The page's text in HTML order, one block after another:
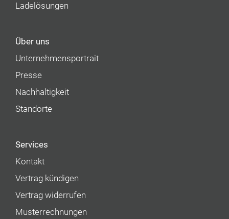
Ladelösungen
Über uns
Unternehmens­portrait
Presse
Nachhaltigkeit
Standorte
Services
Kontakt
Vertrag kündigen
Vertrag widerrufen
Musterrechnungen